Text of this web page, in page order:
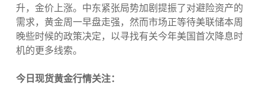
升，金价上涨。中东紧张局势加剧提振了对避险资产的
需求，黄金周一早盘走强，然而市场正等待美联储本周
晚些时候的政策决定，以寻找有关今年美国首次降息时
机的更多线索。
今日现货黄金行情关注：